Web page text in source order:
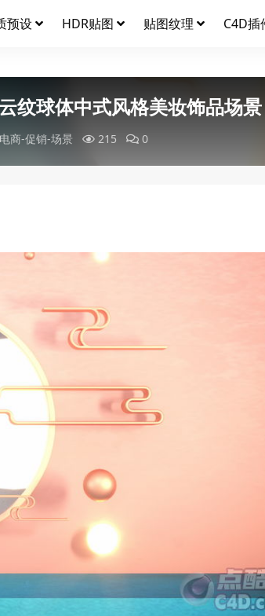
预设 HDR贴图 贴图纹理 C4D插
纹球体中式风格美妆饰品场景
电商-促销-场景 215 0